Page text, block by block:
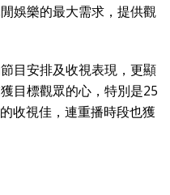
娛樂的最大需求，提供觀
目安排及收視表現，更顯
目標觀眾的心，特別是25
收視佳，連重播時段也獲